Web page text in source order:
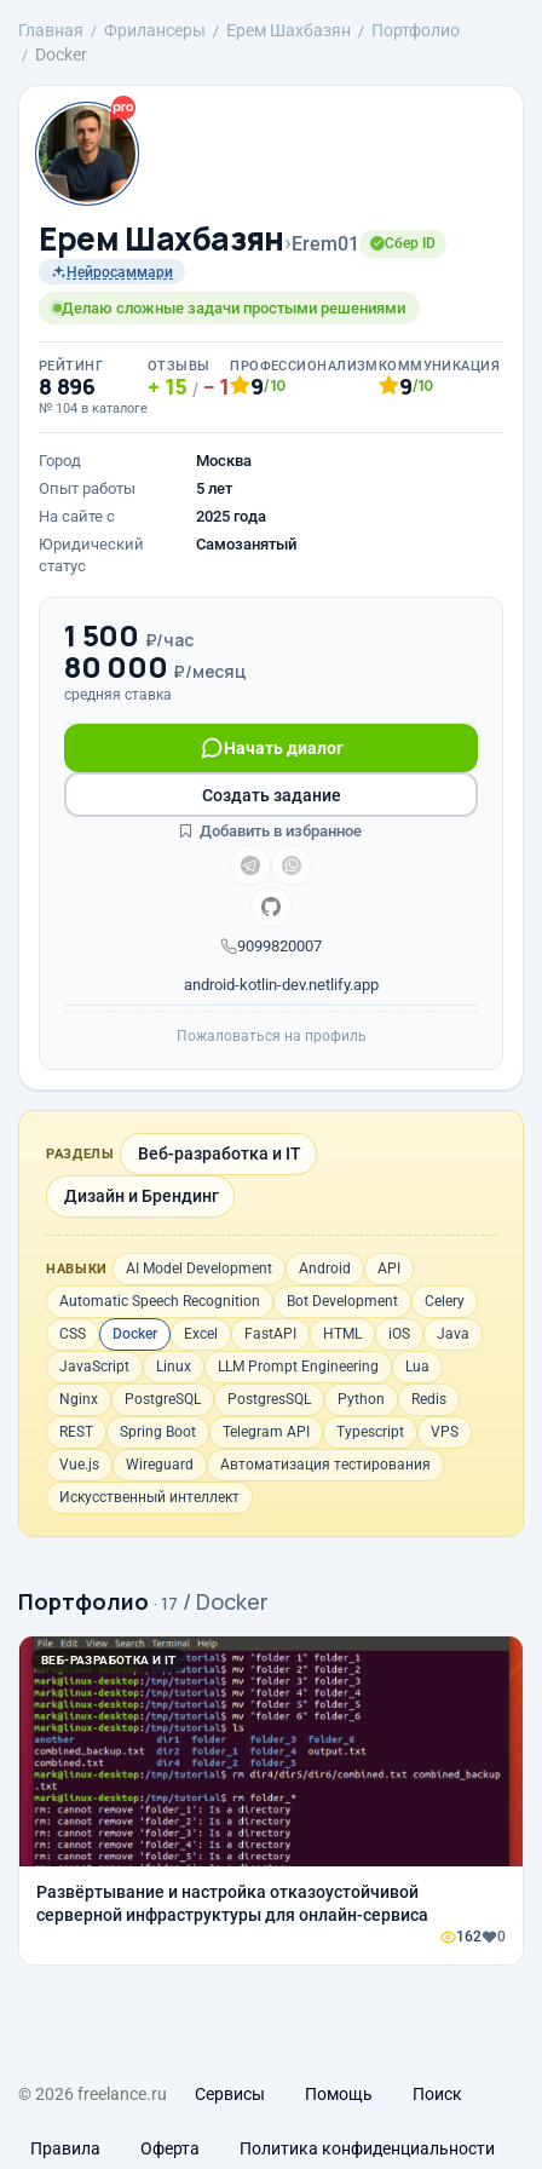
Главная Фрилансеры Ерем Шахбазян
Портфолио
Docker
Ерем Шахбазян›Erem01
Сбер ID
Нейросаммари
Делаю сложные задачи простыми решениями
РЕЙТИНГ
8 896
№ 104 в каталоге
ОТЗЫВЫ
15 / 1
ПРОФЕССИОНАЛИЗМ
9/10
КОММУНИКАЦИЯ
9/10
Город
Москва
Опыт работы
5 лет
На сайте с
2025 года
Юридический
статус
Самозанятый
1 500 ₽/час
80 000 ₽/месяц
средняя ставка
9099820007
Начать диалог
android-kotlin-dev.netlify.app
Создать задание
Добавить в избранное
Пожаловаться на профиль
РАЗДЕЛЫ Веб-разработка и IT
Дизайн и Брендинг
НАВЫКИ AI Model Development Android
API
Automatic Speech Recognition
Bot Development
Celery
CSS
Docker Excel FastAPI HTML iOS
Java
JavaScript
Linux LLM Prompt Engineering
Lua
Nginx
PostgreSQL PostgresSQL Python
Redis
REST
Spring Boot Telegram API Typescript
VPS
Vue.js
Wireguard
Автоматизация тестирования
Искусственный интеллект
Портфолио · 17 / Docker
ВЕБ-РАЗРАБОТКА И IT
Развёртывание и настройка отказоустойчивой
серверной инфраструктуры для онлайн-сервиса
162 0
© 2026 freelance.ru Сервисы Помощь Поиск
Правила Оферта Политика конфиденциальности